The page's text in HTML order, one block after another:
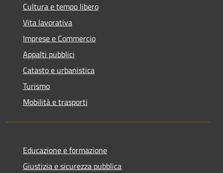
Cultura e tempo libero
Vita lavorativa
Imprese e Commercio
Appalti pubblici
Catasto e urbanistica
Turismo
Mobilità e trasporti
Educazione e formazione
Giustizia e sicurezza pubblica